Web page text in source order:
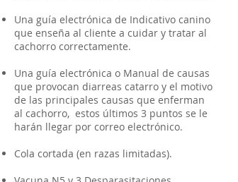
Una guía electrónica de Indicativo canino
que enseña al cliente a cuidar y tratar al
cachorro correctamente.
Una guía electrónica o Manual de causas
que provocan diarreas catarro y el motivo
de las principales causas que enferman
al cachorro, estos últimos 3 puntos se le
harán llegar por correo electrónico.
Cola cortada (en razas limitadas).